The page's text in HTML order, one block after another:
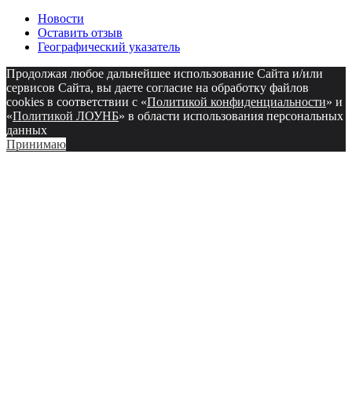
Новости
Оставить отзыв
Географический указатель
Продолжая любое дальнейшее использование Сайта и/или
сервисов Сайта, вы даете согласие на обработку файлов
cookies в соответствии с «Политикой конфиденциальности» и
«Политикой ЛОУНБ» в области использования персональных
данных
Принимаю